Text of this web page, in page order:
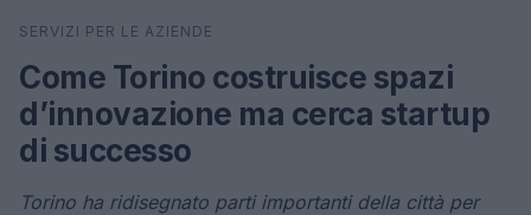
Cerca
SERVIZI PER LE AZIENDE
Come Torino costruisce spazi
d’innovazione ma cerca startup
di successo
Torino ha ridisegnato parti importanti della città per